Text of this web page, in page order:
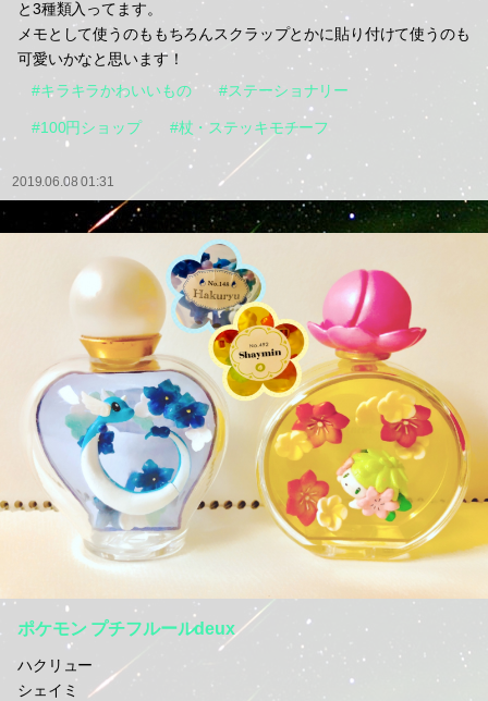
と3種類入ってます。
メモとして使うのももちろんスクラップとかに貼り付けて使うのも
可愛いかなと思います！
#キラキラかわいいもの
#ステーショナリー
#100円ショップ #杖・ステッキモチーフ
2019.06.08 01:31
ポケモン プチフルールdeux
ハクリュー
シェイミ